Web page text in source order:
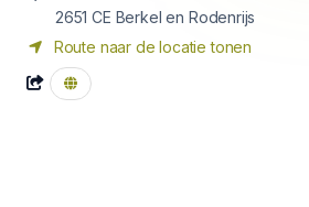
2651 CE Berkel en Rodenrijs
Route naar de locatie tonen